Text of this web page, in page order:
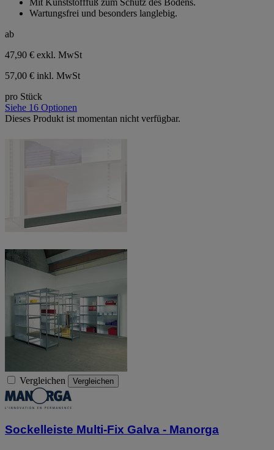
Mit Kunststofffuß zum Schutz des Bodens.
Wartungsfrei und besonders langlebig.
ab
47,90 € exkl. MwSt
57,00 € inkl. MwSt
pro Stück
Siehe 16 Optionen
Dieses Produkt ist momentan nicht verfügbar.
Vergleichen Vergleichen
Sockelleiste Multi-Fix Galva - Manorga